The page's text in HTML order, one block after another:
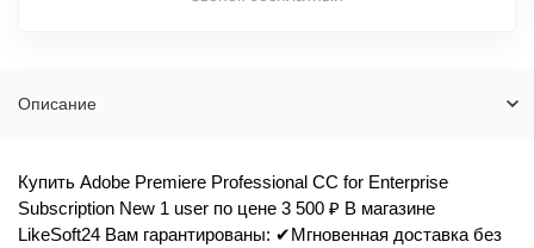
Описание
Купить Adobe Premiere Professional CC for Enterprise
Subscription New 1 user по цене 3 500 ₽ В магазине
LikeSoft24 Вам гарантированы: ✔Мгновенная доставка без